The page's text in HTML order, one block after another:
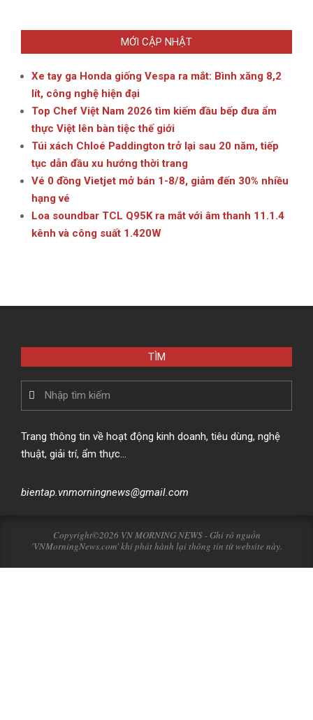
MỚI CẬP NHẬT
Xe tay ga Honda giống Vespa ra mắt: Bình xăng 8,2
lít, công nghệ hiện đại
Top Chef Việt Nam 2026 tìm kiếm đầu bếp đưa ẩm
thực Việt lên bàn tiệc thế giới
Túi xách Chloé Paddington trở lại sau 20 năm, tiếp
tục dẫn đầu xu hướng thời trang
Vé 0 đồng Vietjet mở bán 1-8/8, giảm đến 30% nhiều
hạng vé
Loa soundbar TCL Q95K ra mắt với âm thanh 11.1.4
kênh và công suất 1.420W
TÌM
Trang thông tin về hoạt động kinh doanh, tiêu dùng, nghệ
thuật, giải trí, ẩm thực…
bientap.vnmorningnews@gmail.com
Copyright©2026 VN MORNING NEWS - Ghi rõ nguồn
'VNMorningNews.com' khi phát hành lại thông tin từ website này.